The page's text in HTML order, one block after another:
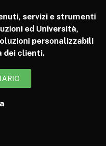
servizi e strumenti
ed Università,
personalizzabili
dei clienti.